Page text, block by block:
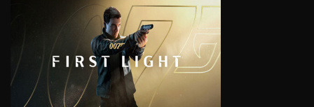
VIEW